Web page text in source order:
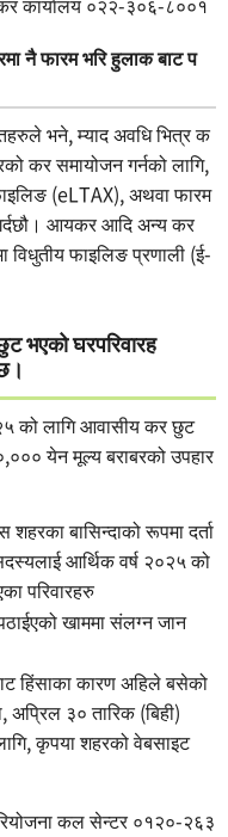
नै फारम भरि हुलाक बाट प
भने, म्याद अवधि भित्र क
कर समायोजन गर्नको लागि,
(eLTAX), अथवा फारम
आयकर आदि अन्य कर
विधुतीय फाइलिङ प्रणाली (ई-
भएको घरपरिवारह
को लागि आवासीय कर छुट
येन मूल्य बराबरको उपहार
बासिन्दाको रूपमा दर्ता
आर्थिक वर्ष २०२५ को
परिवारहरु
खाममा संलग्न जान
हिंसाका कारण अहिले बसेको
अप्रिल ३० तारिक (बिही)
कृपया शहरको वेबसाइट
कल सेन्टर ०१२०-२६३